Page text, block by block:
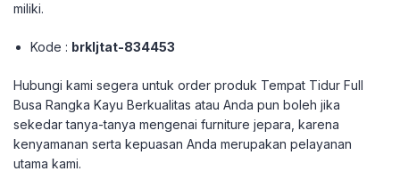
miliki.
Kode : brkljtat-834453
Hubungi kami segera untuk order produk Tempat Tidur Full
Busa Rangka Kayu Berkualitas atau Anda pun boleh jika
sekedar tanya-tanya mengenai furniture jepara, karena
kenyamanan serta kepuasan Anda merupakan pelayanan
utama kami.